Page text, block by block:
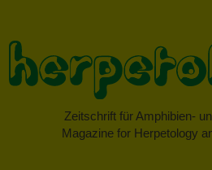
Zeitschrift für Amphibien-
Magazine for Herpetology